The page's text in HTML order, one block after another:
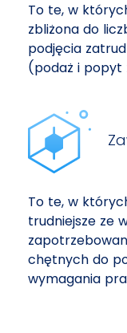
To te, w
zbliżona do
podjęcia
(podaż i popyt
To te, w
trudniejsze ze
chętnych do
wymagania